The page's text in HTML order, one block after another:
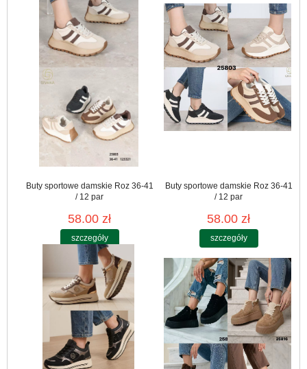
Buty sportowe damskie Roz 36-41
/ 12 par
58.00 zł
szczegóły
Buty sportowe damskie Roz 36-41
/ 12 par
58.00 zł
szczegóły